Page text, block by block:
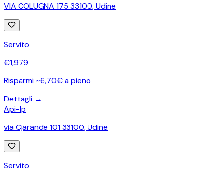
VIA COLUGNA 175 33100,Udine
Servito
€1,979
Risparmi ~6,70€ a pieno
Dettagli →
Api-Ip
via Cjarande 101 33100,Udine
Servito